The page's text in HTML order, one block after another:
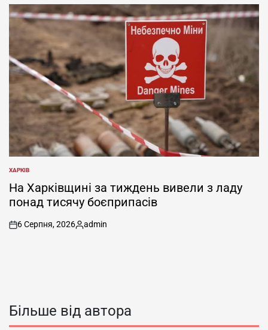
ОПУБЛІКУВАТИ
У
ХАРКІВ
На Харківщині за тиждень вивели з ладу
понад тисячу боєприпасів
on
6 Серпня, 2026
Опубліковано
admin
Більше від автора